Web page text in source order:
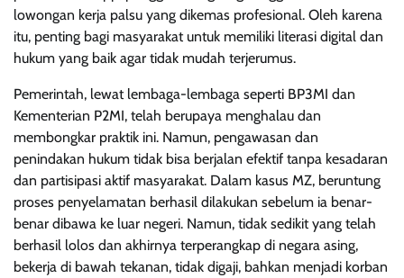
lowongan kerja palsu yang dikemas profesional. Oleh karena
itu, penting bagi masyarakat untuk memiliki literasi digital dan
hukum yang baik agar tidak mudah terjerumus.
Pemerintah, lewat lembaga-lembaga seperti BP3MI dan
Kementerian P2MI, telah berupaya menghalau dan
membongkar praktik ini. Namun, pengawasan dan
penindakan hukum tidak bisa berjalan efektif tanpa kesadaran
dan partisipasi aktif masyarakat. Dalam kasus MZ, beruntung
proses penyelamatan berhasil dilakukan sebelum ia benar-
benar dibawa ke luar negeri. Namun, tidak sedikit yang telah
berhasil lolos dan akhirnya terperangkap di negara asing,
bekerja di bawah tekanan, tidak digaji, bahkan menjadi korban